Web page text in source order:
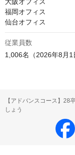
大阪オフィス
福岡オフィス
仙台オフィス
従業員数
1,006名（2026年8月1
【アドバンスコース】28
しょう